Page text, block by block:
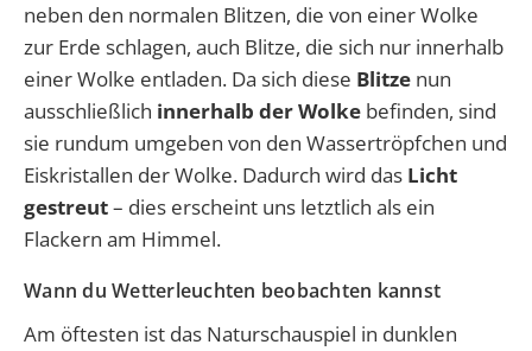
neben den normalen Blitzen, die von einer Wolke
zur Erde schlagen, auch Blitze, die sich nur innerhalb
einer Wolke entladen. Da sich diese Blitze nun
ausschließlich innerhalb der Wolke befinden, sind
sie rundum umgeben von den Wassertröpfchen und
Eiskristallen der Wolke. Dadurch wird das Licht
gestreut– dies erscheint uns letztlich als ein
Flackern am Himmel.
Wann du Wetterleuchten beobachten kannst
Am öftesten ist das Naturschauspiel in dunklen